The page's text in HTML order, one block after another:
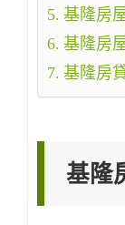
基隆房
基隆房
基隆房
基隆